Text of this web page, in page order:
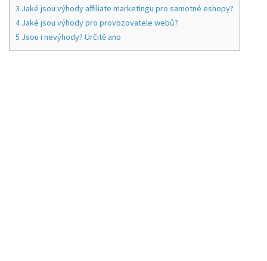
3 Jaké jsou výhody affiliate marketingu pro samotné eshopy?
4Jaké jsou výhody pro provozovatele webů?
5 Jsou i nevýhody? Určitě ano